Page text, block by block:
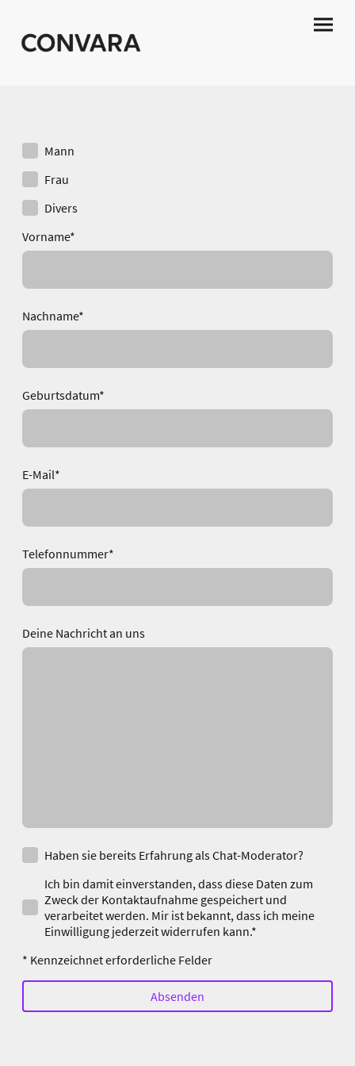
Mann
Frau
Divers
Vorname*
Nachname*
Geburtsdatum*
E-Mail*
Telefonnummer*
Deine Nachricht an uns
Haben sie bereits Erfahrung als Chat-Moderator?
Ich bin damit einverstanden, dass diese Daten zum
Zweck der Kontaktaufnahme gespeichert und
verarbeitet werden. Mir ist bekannt, dass ich meine
Einwilligung jederzeit widerrufen kann.*
* Kennzeichnet erforderliche Felder
Absenden